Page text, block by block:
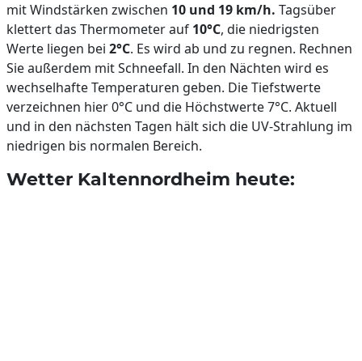
mit Windstärken zwischen 10 und 19 km/h. Tagsüber
klettert das Thermometer auf 10°C, die niedrigsten
Werte liegen bei 2°C. Es wird ab und zu regnen. Rechnen
Sie außerdem mit Schneefall. In den Nächten wird es
wechselhafte Temperaturen geben. Die Tiefstwerte
verzeichnen hier 0°C und die Höchstwerte 7°C. Aktuell
und in den nächsten Tagen hält sich die UV-Strahlung im
niedrigen bis normalen Bereich.
Wetter Kaltennordheim heute: